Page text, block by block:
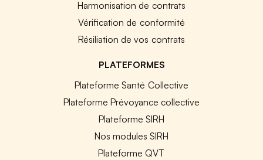
Harmonisation de contrats
Vérification de conformité
Résiliation de vos contrats
PLATEFORMES
Plateforme Santé Collective
Plateforme Prévoyance collective
Plateforme SIRH
Nos modules SIRH
Plateforme QVT